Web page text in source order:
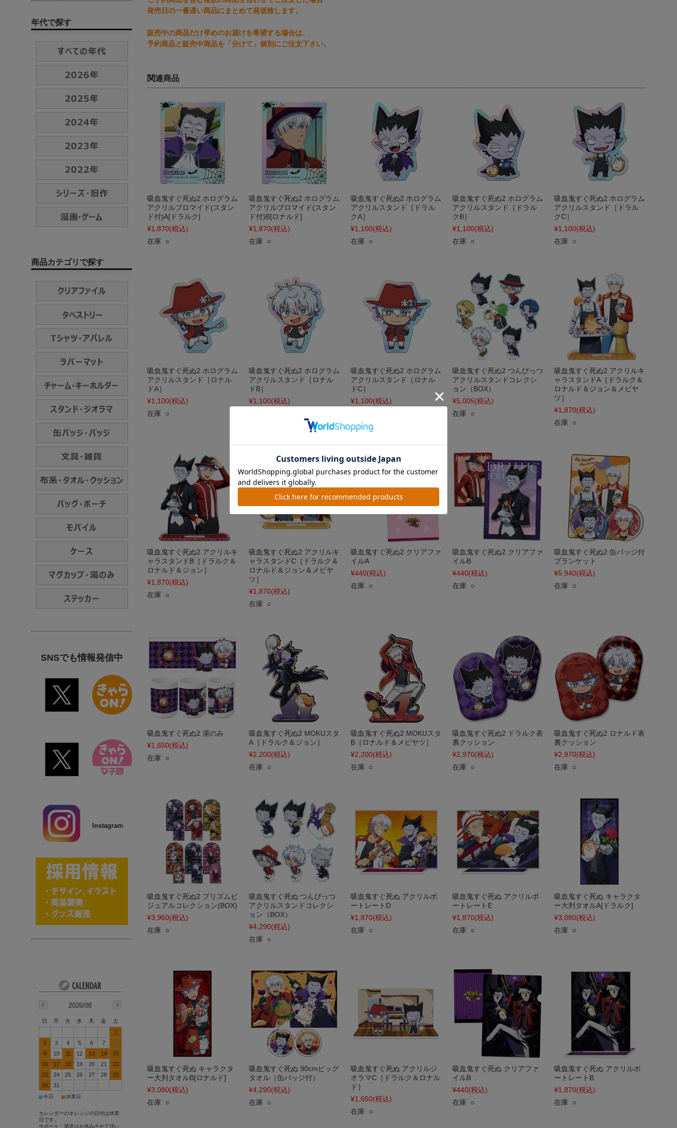
発売日の一番遅い商品にまとめて発送致します。
販売中の商品だけ早めのお届けを希望する場合は、
予約商品と販売中商品を「分けて」個別にご注文下さい。
関連商品
吸血鬼すぐ死ぬ2 ホログラム
アクリルブロマイド(スタン
ド付)A[ドラルク]
¥1,870(税込)
在庫 ○
吸血鬼すぐ死ぬ2 ホログラム
アクリルブロマイド(スタン
ド付)B[ロナルド]
¥1,870(税込)
在庫 ○
吸血鬼すぐ死ぬ2 ホログラム
アクリルスタンド［ドラル
クA］
¥1,100(税込)
在庫 ○
吸血鬼すぐ死ぬ2 ホログラム
アクリルスタンド［ドラル
クB］
¥1,100(税込)
在庫 ○
吸血鬼すぐ死ぬ2 ホログラム
アクリルスタンド［ドラル
クC］
¥1,100(税込)
在庫 ○
吸血鬼すぐ死ぬ2 ホログラム
アクリルスタンド［ロナル
ドA］
¥1,100(税込)
在庫 ○
吸血鬼すぐ死ぬ2 ホログラム
アクリルスタンド［ロナル
ドB］
¥1,100(税込)
吸血鬼すぐ死ぬ2 ホログラム
アクリルスタンド［ロナル
ドC］
¥1,100(税込)
吸血鬼すぐ死ぬ2 つんぴっつ
アクリルスタンドコレクシ
ョン（BOX）
¥5,005(税込)
在庫 ○
吸血鬼すぐ死ぬ2 アクリルキ
ャラスタンドA［ドラルク＆
ロナルド＆ジョン＆メビヤ
ツ］
¥1,870(税込)
在庫 ○
吸血鬼すぐ死ぬ2 アクリルキ
ャラスタンドB［ドラルク＆
ロナルド＆ジョン］
¥1,870(税込)
在庫 ○
吸血鬼すぐ死ぬ2 アクリルキ
ャラスタンドC［ドラルク＆
ロナルド＆ジョン＆メビヤ
ツ］
¥1,870(税込)
在庫 ○
吸血鬼すぐ死ぬ2 クリアファ
イルA
¥440(税込)
在庫 ○
吸血鬼すぐ死ぬ2 クリアファ
イルB
¥440(税込)
在庫 ○
吸血鬼すぐ死ぬ2 缶バッジ付
ブランケット
¥5,940(税込)
在庫 ○
吸血鬼すぐ死ぬ2 湯のみ
¥1,650(税込)
在庫 ○
吸血鬼すぐ死ぬ2 MOKUスタ
A［ドラルク＆ジョン］
¥2,200(税込)
在庫 ○
吸血鬼すぐ死ぬ2 MOKUスタ
B［ロナルド＆メビヤツ］
¥2,200(税込)
在庫 ○
吸血鬼すぐ死ぬ2 ドラルク表
裏クッション
¥2,970(税込)
在庫 ○
吸血鬼すぐ死ぬ2 ロナルド表
裏クッション
¥2,970(税込)
在庫 ○
吸血鬼すぐ死ぬ2 プリズムビ
ジュアルコレクション(BOX)
¥3,960(税込)
在庫 ○
吸血鬼すぐ死ぬ つんぴっつ
アクリルスタンドコレクシ
ョン（BOX）
¥4,290(税込)
在庫 ○
吸血鬼すぐ死ぬ アクリルポ
ートレートD
¥1,870(税込)
在庫 ○
吸血鬼すぐ死ぬ アクリルポ
ートレートE
¥1,870(税込)
在庫 ○
吸血鬼すぐ死ぬ キャラクタ
ー大判タオルA[ドラルク]
¥3,080(税込)
在庫 ○
吸血鬼すぐ死ぬ キャラクタ
ー大判タオルB[ロナルド]
¥3,080(税込)
在庫 ○
吸血鬼すぐ死ぬ 90cmビッグ
タオル（缶バッジ付）
¥4,290(税込)
在庫 ○
吸血鬼すぐ死ぬ アクリルジ
オラマC［ドラルク＆ロナル
ド］
¥1,650(税込)
在庫 ○
吸血鬼すぐ死ぬ クリアファ
イルB
¥440(税込)
在庫 ○
吸血鬼すぐ死ぬ アクリルポ
ートレートB
¥1,870(税込)
在庫 ○
年代で探す
商品カテゴリで探す
SNSでも情報発信中
Instagram
2026/08
日 月 火 水 木 金
土
1
2
3 4 5 6 7
8
9
10 11 12 13 14
15
16
17 18 19 20 21
22
23
24 25 26 27 28
29
30
31
■今日 ■休業日
カレンダーのオレンジの日付は休業
日です。
サポート・発送はお休みさせて頂い